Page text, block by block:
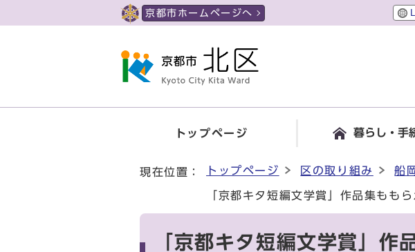
京都市ホームページへ
トップページ 暮らし・手
現在位置： トップページ 区の取り組み 船
「京都キタ短編文学賞」作品集もも
「京都キタ短編文学賞」作